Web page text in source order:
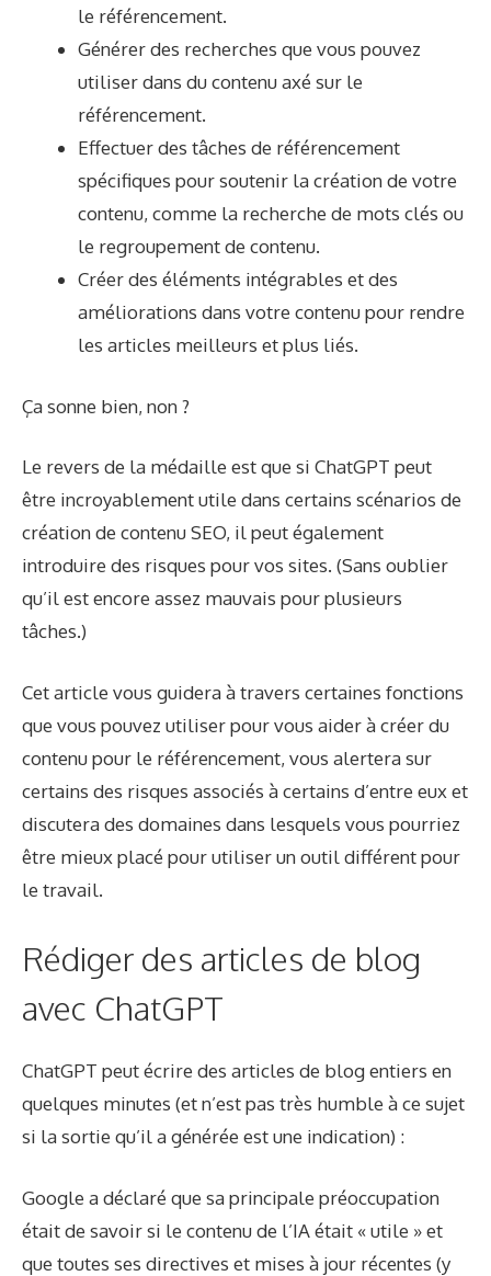
le référencement.
Générer des recherches que vous pouvez
utiliser dans du contenu axé sur le
référencement.
Effectuer des tâches de référencement
spécifiques pour soutenir la création de votre
contenu, comme la recherche de mots clés ou
le regroupement de contenu.
Créer des éléments intégrables et des
améliorations dans votre contenu pour rendre
les articles meilleurs et plus liés.
Ça sonne bien, non ?
Le revers de la médaille est que si ChatGPT peut
être incroyablement utile dans certains scénarios de
création de contenu SEO, il peut également
introduire des risques pour vos sites. (Sans oublier
qu’il est encore assez mauvais pour plusieurs
tâches.)
Cet article vous guidera à travers certaines fonctions
que vous pouvez utiliser pour vous aider à créer du
contenu pour le référencement, vous alertera sur
certains des risques associés à certains d’entre eux et
discutera des domaines dans lesquels vous pourriez
être mieux placé pour utiliser un outil différent pour
le travail.
Rédiger des articles de blog
avec ChatGPT
ChatGPT peut écrire des articles de blog entiers en
quelques minutes (et n’est pas très humble à ce sujet
si la sortie qu’il a générée est une indication) :
Google a déclaré que sa principale préoccupation
était de savoir si le contenu de l’IA était « utile » et
que toutes ses directives et mises à jour récentes (y